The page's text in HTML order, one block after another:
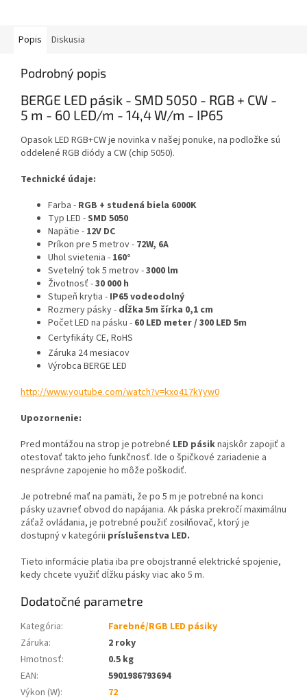
Popis Diskusia
Podrobný popis
BERGE LED pásik - SMD 5050 - RGB + CW -
5 m - 60 LED/m - 14,4 W/m - IP65
Opasok LED RGB+CW je novinka v našej ponuke, na podložke sú
oddelené RGB diódy a CW (chip 5050).
Technické údaje:
Farba - RGB + studená biela 6000K
Typ LED -SMD 5050
Napätie - 12V DC
Príkon pre 5 metrov - 72W, 6A
Uhol svietenia - 160°
Svetelný tok 5 metrov -3000 lm
Životnosť -30 000 h
Stupeň krytia - IP65vodeodolný
Rozmery pásky - dĺžka 5m šírka 0,1 cm
Počet LED na pásku - 60 LED meter / 300 LED 5m
Certyfikáty CE, RoHS
Záruka 24 mesiacov
Výrobca BERGE LED
http://www.youtube.com/watch?v=kxo417kYyw0
Upozornenie:
Pred montážou na strop je potrebné LED pásiknajskôr zapojiť a
otestovať takto jeho funkčnosť. Ide o špičkové zariadenie a
nesprávne zapojenie ho môže poškodiť.
Je potrebné mať na pamäti, že po 5 m je potrebné na konci
pásky uzavrieť obvod do napájania. Ak páska prekročí maximálnu
záťaž ovládania, je potrebné použiť zosilňovač, ktorý je
dostupný v kategórii príslušenstva LED.
Tieto informácie platia iba pre obojstranné elektrické spojenie,
kedy chcete využiť dĺžku pásky viac ako 5 m.
Dodatočné parametre
Kategória:
Farebné/RGB LED pásiky
Záruka:
2 roky
Hmotnosť:
0.5 kg
EAN:
5901986793694
Výkon (W):
72